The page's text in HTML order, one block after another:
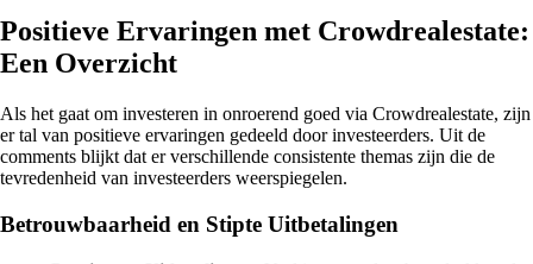
Positieve Ervaringen met Crowdrealestate:
Een Overzicht
Als het gaat om investeren in onroerend goed via Crowdrealestate, zijn
er tal van positieve ervaringen gedeeld door investeerders. Uit de
comments blijkt dat er verschillende consistente themas zijn die de
tevredenheid van investeerders weerspiegelen.
Betrouwbaarheid en Stipte Uitbetalingen